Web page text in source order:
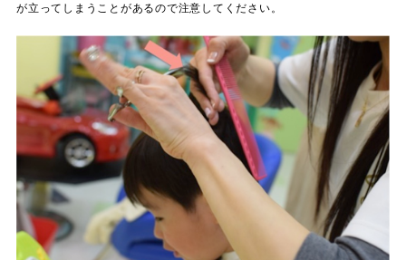
が立ってしまうことがあるので注意してください。